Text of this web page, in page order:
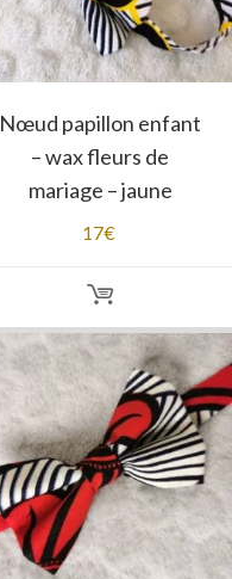
Nœud papillon enfant
– wax fleurs de
mariage – jaune
17€